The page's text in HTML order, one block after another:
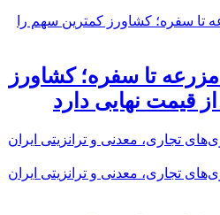
تا سفره؛ کشاورز
قیمت نهایی دارد